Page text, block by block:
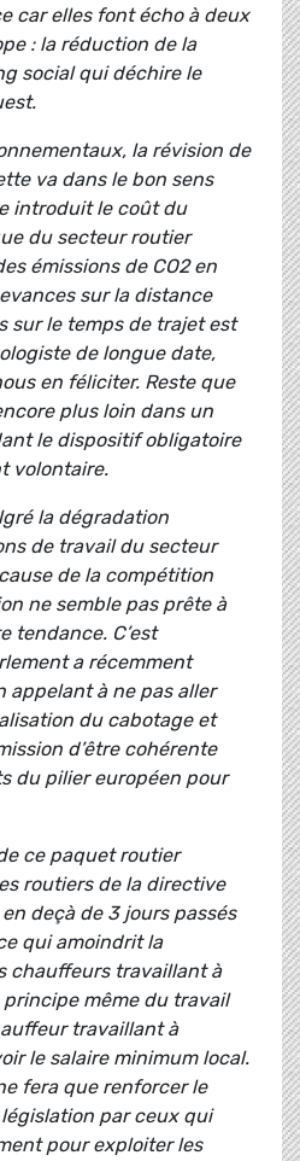
car elles font écho à deux
: la réduction de la
social qui déchire le
la révision de
va dans le bon sens
introduit le coût du
du secteur routier
émissions de CO2 en
sur la distance
sur le temps de trajet est
de longue date,
en féliciter. Reste que
plus loin dans un
le dispositif obligatoire
volontaire.
la dégradation
de travail du secteur
de la compétition
ne semble pas prête à
tendance. C’est
a récemment
appelant à ne pas aller
du cabotage et
d’être cohérente
du pilier européen pour
ce paquet routier
routiers de la directive
deçà de 3 jours passés
qui amoindrit la
chauffeurs travaillant à
principe même du travail
travaillant à
le salaire minimum local.
fera que renforcer le
par ceux qui
pour exploiter les